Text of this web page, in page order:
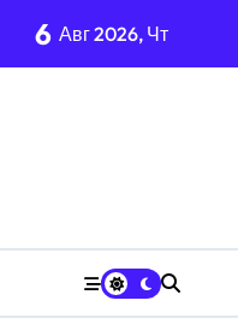
6 Авг 2026, Чт